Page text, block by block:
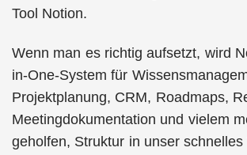
Tool Notion.
Wenn man es richtig aufsetzt, wird
in-One-System für
Projektplanung, CRM, Roadmaps,
Meetingdokumentation und vielem
geholfen, Struktur in unser schnelles